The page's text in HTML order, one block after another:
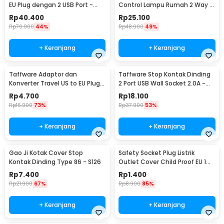
EU Plug dengan 2 USB Port -
SCN2
Rp40.400
Rp70.900 44%
+ Keranjang
Control Lampu Rumah 2 Way -
YAM802
Rp25.100
Rp48.900 49%
+ Keranjang
Taffware Adaptor dan
Konverter Travel US to EU Plug
10A 250V 1 PCS - WN-20
Rp4.700
Rp16.900 73%
+ Keranjang
Taffware Stop Kontak Dinding
2 Port USB Wall Socket 2.0A -
ES-USB-2
Rp18.100
Rp37.900 53%
+ Keranjang
Gao Ji Kotak Cover Stop
Kontak Dinding Type 86 - S126
Rp7.400
Rp21.900 67%
+ Keranjang
Safety Socket Plug Listrik
Outlet Cover Child Proof EU 1
PCS
Rp1.400
Rp8.900 85%
+ Keranjang